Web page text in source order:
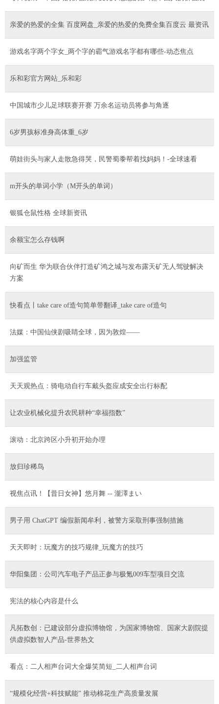
亲爱的热爱的全集 百度网盘_亲爱的热爱的免费全集百度云 最资讯
游戏名字两个字女_两个字的霸气游戏名字都有哪些-动态焦点
乐和彩官方网站_乐和彩
中国城市少儿足球联赛开赛 万余名运动员将参与角逐
6岁男孩标准身高体重_6岁
萌娃街头与家人走散急得哭，民警蜀黍帮着找妈妈！-全球速看
m开头的单词小学（M开头的单词）
银狐仓鼠性格 全球新资讯
余额宝怎么存钱啊
向矿而生 华为联合伙伴打造矿鸿之城与发布露天矿无人驾驶解决
方案
快看点丨take care of造句简单带翻译_take care of造句
法媒：中国仙侠剧吸睛全球，因为敦煌——
加强监管
天天观热点：骑电动自行车戴头盔应成安全出行标配
让农业机械化提升农民耕种“幸福指数”
滚动：北京跨区小升初开始办理
放归珍稀鸟
视焦点讯！【昔日女神】悠月舞 -- 瀧澤まい
男子用 ChatGPT 编假新闻牟利，被警方采取刑事强制措施
天天即时：玩魔方的技巧规律_玩魔方的技巧
华阳集团：公司汽车电子产品正参与极氪009车型项目交流
宪法的核心内容是什么
凡拓数创：已建设部分虚拟博物馆，为国家博物馆、国家大剧院提
供虚拟数智人产品-世界热文
看点：二人相声台词大全爆笑简短_二人相声台词
“规模化经营+科技赋能” 推动棉花生产高质量发展